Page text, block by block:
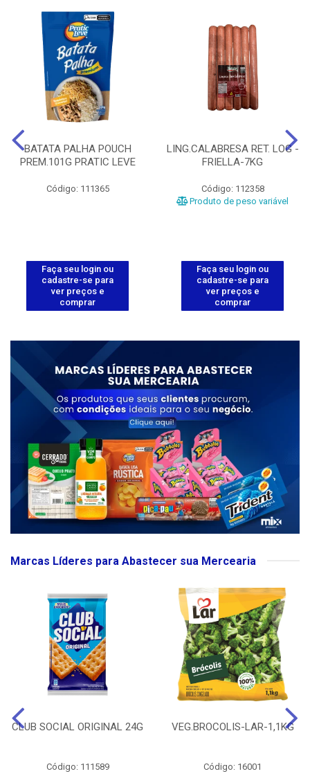
BATATA PALHA POUCH
PREM.101G PRATIC LEVE
Código: 111365
Faça seu login ou
cadastre-se para
ver preços e
comprar
LING.CALABRESA RET. LOG -
FRIELLA-7KG
Código: 112358
Produto de peso variável
Faça seu login ou
cadastre-se para
ver preços e
comprar
Marcas Líderes para Abastecer sua Mercearia
CLUB SOCIAL ORIGINAL 24G
Código: 111589
VEG.BROCOLIS-LAR-1,1KG
Código: 16001